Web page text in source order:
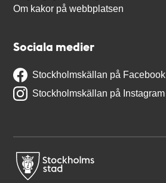
Om kakor på webbplatsen
Sociala medier
Stockholmskällan på Facebook
Stockholmskällan på Instagram